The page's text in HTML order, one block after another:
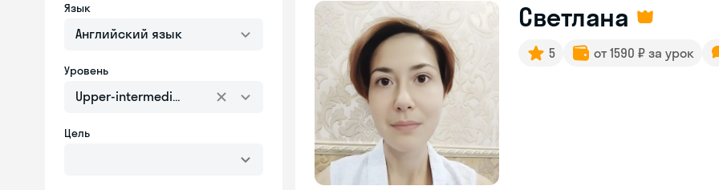
Язык
Английский язык
Уровень
Upper-intermediate
Цель
Светлана
5 от 1590 ₽ за урок